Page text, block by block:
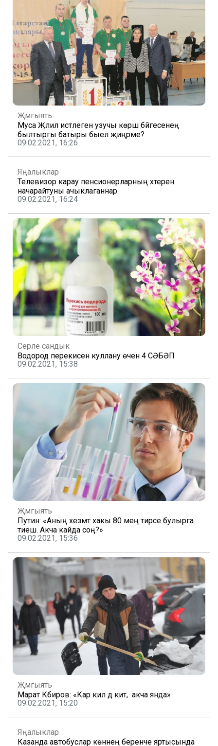
Җәмгыять
Муса Җәлил истәлегенә узучы көрәш бәйгесенең
былтыргы батыры быел җиңәрме?
09.02.2021, 16:26
Яңалыклар
Телевизор карау пенсионерларның хәтерен
начарайтуны ачыклаганнар
09.02.2021, 16:24
Серле сандык
Водород перекисен куллану өчен 4 СӘБӘП
09.02.2021, 15:38
Җәмгыять
Путин: «Аның хезмәт хакы 80 мең тирәсе булырга
тиеш. Акча кайда соң?»
09.02.2021, 15:36
Җәмгыять
Марат Кәбиров: «Кар килә дә китә, ә акча янда»
09.02.2021, 15:20
Яңалыклар
Казанда автобуслар көннең беренче яртысында